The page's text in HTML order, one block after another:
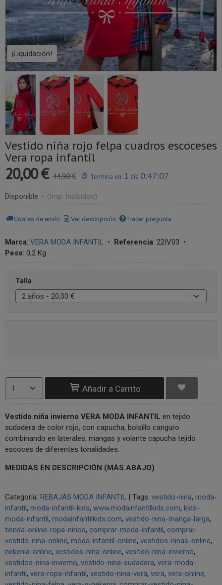
¡Liquidación!
Vestido niña rojo felpa cuadros escoceses
Vera ropa infantil
20,00 € 44,90 € Termina en: 1 día 0:47:06
Disponible - (Imp. Incluidos)
Costes de envío Ver descripción Hacer pregunta
Marca: VERA MODA INFANTIL • Referencia: 22IV03 •
Peso: 0,2 Kg
Talla
Añadir a Carrito
Vestido niña invierno VERA MODA INFANTIL en tejido
sudadera de color rojo, con capucha, bolsillo canguro
combinando en laterales, mangas y volante capucha tejido
escoces de diferentes tonalidades.
MEDIDAS EN DESCRIPCIÓN (MÁS ABAJO)
Categoría: REBAJAS MODA INFANTIL | Tags: vestido-nina moda-
infantil moda-infantil-kids www.modainfantilkids.com kids-
moda-infantil modainfantilkids.com vestido-nina-manga-larga
tienda-online-ropa-ninos comprar-moda-infantil comprar-
vestido-nina-online moda-infantil-online vestidos-ninas-online
nekenia-online vestidos-nina-online vestido-nina-invierno
vestidos-nina-invierno vestido-nina-sudadera vera-moda-
infantil vera-ropa-infantil vestido-nina-vera vera vera-online